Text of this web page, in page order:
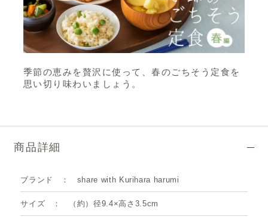
季節の恵みを贅沢に使って、春のごちそう定食を
思い切り味わいましょう。
商品詳細
ブランド share with Kurihara harumi
サイズ （約）径9.4×高さ3.5cm